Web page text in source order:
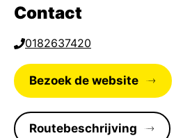
Contact
0182637420
Bezoek de website
Routebeschrijving